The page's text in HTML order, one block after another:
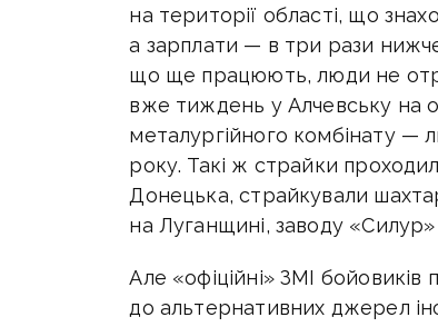
на території області, що
а зарплати — в три рази
що ще працюють, люди не
вже тиждень у Алчевську на
металургійного комбінату —
року. Такі ж страйки
Донецька, страйкували
на Луганщині, заводу
Але «офіційні» ЗМІ
до альтернативних джерел